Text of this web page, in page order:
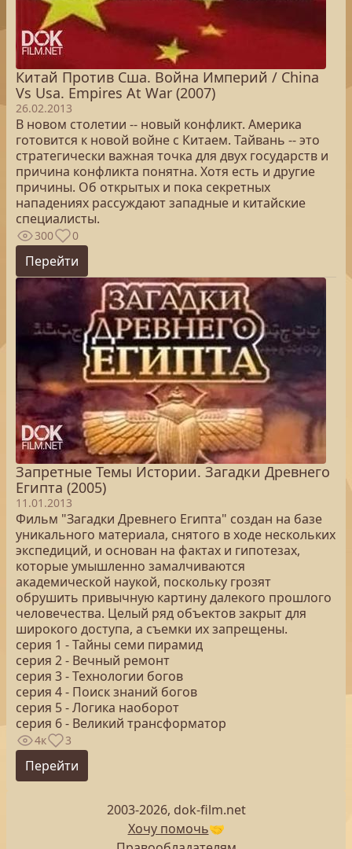
Китай Против Сша. Война Империй / China
Vs Usa. Empires At War (2007)
26.02.2013
В новом столетии -- новый конфликт. Америка
готовится к новой войне с Китаем. Тайвань -- это
стратегически важная точка для двух государств и
причина конфликта понятна. Хотя есть и другие
причины. Об открытых и пока секретных
нападениях рассуждают западные и китайские
специалисты.
300 0
Перейти
Запретные Темы Истории. Загадки Древнего
Египта (2005)
11.01.2013
Фильм "Загадки Древнего Египта" создан на базе
уникального материала, снятого в ходе нескольких
экспедиций, и основан на фактах и гипотезах,
которые умышленно замалчиваются
академической наукой, поскольку грозят
обрушить привычную картину далекого прошлого
человечества. Целый ряд объектов закрыт для
широкого доступа, а съемки их запрещены.
серия 1 - Тайны семи пирамид
серия 2 - Вечный ремонт
серия 3 - Технологии богов
серия 4 - Поиск знаний богов
серия 5 - Логика наоборот
серия 6 - Великий трансформатор
4к 3
Перейти
2003-2026, dok-film.net
Хочу помочь🤝